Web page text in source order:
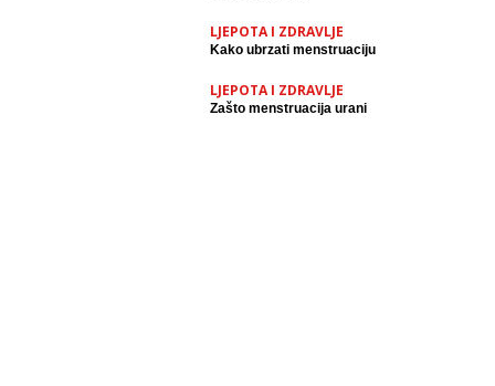
LJEPOTA I ZDRAVLJE
Kako ubrzati menstruaciju
LJEPOTA I ZDRAVLJE
Zašto menstruacija urani